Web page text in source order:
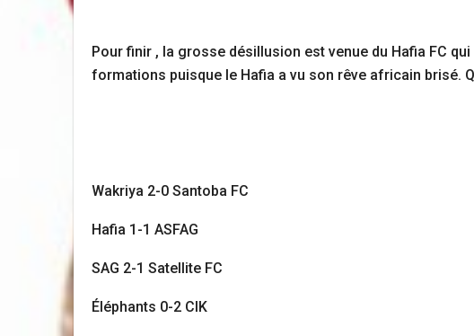
Pour finir , la grosse désillusion est venue du Hafia FC
formations puisque le Hafia a vu son rêve africain brisé.
Wakriya 2-0 Santoba FC
Hafia 1-1 ASFAG
SAG 2-1 Satellite FC
Éléphants 0-2 CIK